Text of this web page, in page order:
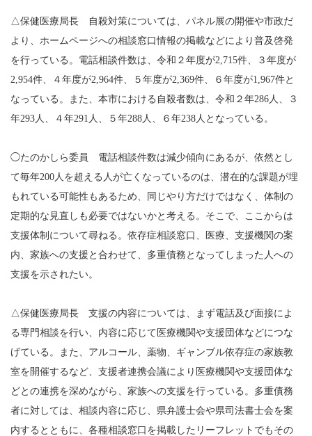
△保健医療局長 自殺対策については、パネル展の開催や市政だ
より、ホームページへの相談窓口情報の掲載などにより普及啓発
を行っている。電話相談件数は、令和２年度が2,715件、３年度が
2,954件、４年度が2,964件、５年度が2,369件、６年度が1,967件と
なっている。また、本市における自殺者数は、令和２年286人、３
年293人、４年291人、５年288人、６年238人となっている。
◯たのかしら委員 電話相談件数は減少傾向にあるが、依然とし
て毎年200人を超える人が亡くなっているのは、潜在的な課題が埋
もれている可能性もあるため、同じやり方だけではなく、体制の
定期的な見直しも必要ではないかと考える。そこで、ここからは
支援体制について尋ねる。依存症相談窓口、医療、支援機関の案
内、家族への支援と合わせて、多重債務となってしまった人への
支援を示されたい。
△保健医療局長 支援の内容については、まず電話及び面接によ
る専門相談を行い、内容に応じて医療機関や支援団体などにつな
げている。また、アルコール、薬物、ギャンブル依存症の家族教
室を開催するなど、支援者連携会議により医療機関や支援団体な
どとの連携を深めながら、家族への支援を行っている。多重債務
者に対しては、相談内容に応じ、県弁護士会や県司法書士会を案
内するとともに、各種相談窓口を掲載したリーフレットでもその